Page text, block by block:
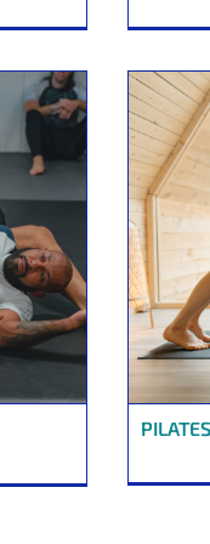
PILATES